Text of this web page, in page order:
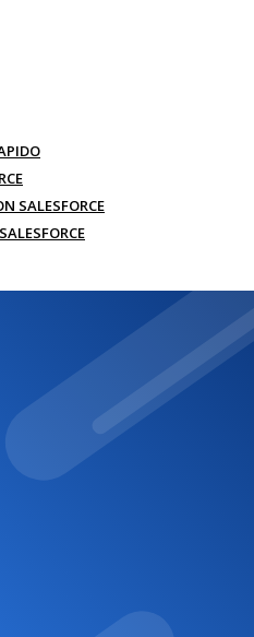
SALESFORCE
suspendido